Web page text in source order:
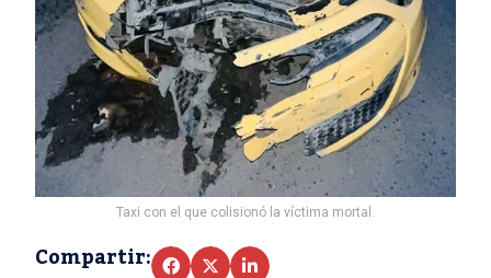
Taxi con el que colisionó la víctima mortal.
Compartir: